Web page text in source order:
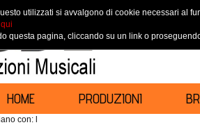
HOME PRODUZIONI
con: l
utilizzati si avvalgono di cookie necessari al
questa pagina, cliccando su un link o